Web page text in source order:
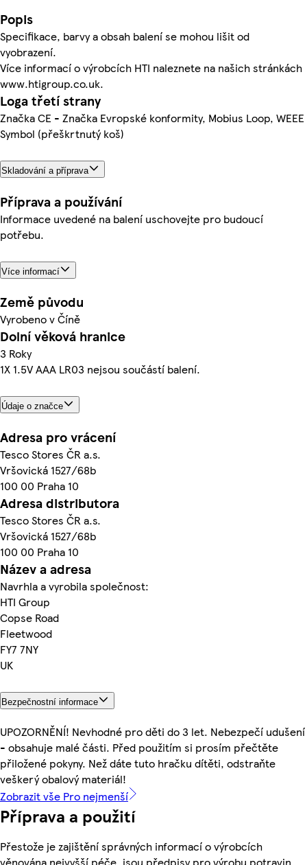
Popis
Specifikace, barvy a obsah balení se mohou lišit od
vyobrazení.
Více informací o výrobcích HTI naleznete na našich stránkách
www.htigroup.co.uk.
Loga třetí strany
Značka CE - Značka Evropské konformity, Mobius Loop, WEEE
Symbol (přeškrtnutý koš)
Skladování a příprava
Příprava a používání
Informace uvedené na balení uschovejte pro budoucí
potřebu.
Více informací
Země původu
Vyrobeno v Číně
Dolní věková hranice
3 Roky
1X 1.5V AAA LR03 nejsou součástí balení.
Údaje o značce
Adresa pro vrácení
Tesco Stores ČR a.s.
Vršovická 1527/68b
100 00 Praha 10
Adresa distributora
Tesco Stores ČR a.s.
Vršovická 1527/68b
100 00 Praha 10
Název a adresa
Navrhla a vyrobila společnost:
HTI Group
Copse Road
Fleetwood
FY7 7NY
UK
Bezpečnostní informace
UPOZORNĚNÍ! Nevhodné pro děti do 3 let. Nebezpečí udušení
- obsahuje malé části. Před použitím si prosím přečtěte
přiložené pokyny. Než dáte tuto hračku dítěti, odstraňte
veškerý obalový materiál!
Zobrazit vše Pro nejmenší
Příprava a použití
Přestože je zajištění správných informací o výrobcích